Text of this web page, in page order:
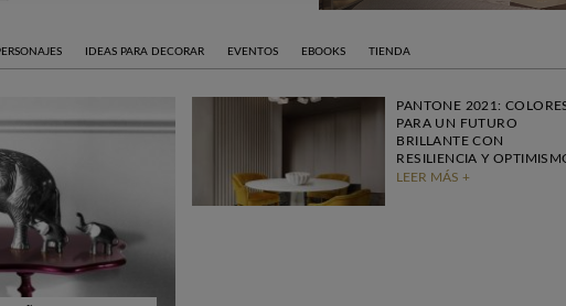
IDEAS PARA DECORAR EVENTOS EBOOKS TIENDA
PANTONE 2021:
PARA UN FUTURO
BRILLANTE CON
RESILIENCIA Y
LEER MÁS +